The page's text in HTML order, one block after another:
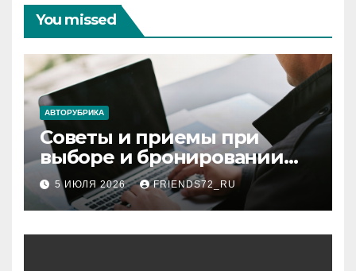
a
ss
ni
ki
p
ть
You missed
АВТОРУБРИКА
Советы и приемы при
выборе и бронировании
авиабилетов
5 ИЮЛЯ 2026 FRIENDS72_RU